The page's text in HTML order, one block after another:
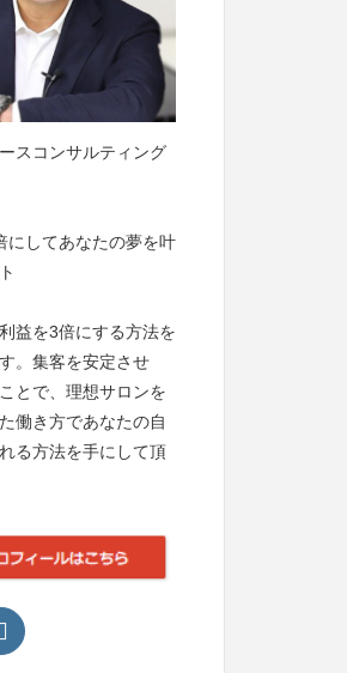
スコンサルティング
にしてあなたの夢を叶
益を3倍にする方法を
。集客を安定させ
とで、理想サロンを
働き方であなたの自
る方法を手にして頂